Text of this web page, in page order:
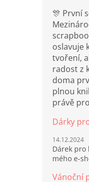
🎊 První
oslavuje
tvoření,
radost z
doma
plnou
právě
Dárky
14.12.2024
Dárek pro
mého e-
Vánoční